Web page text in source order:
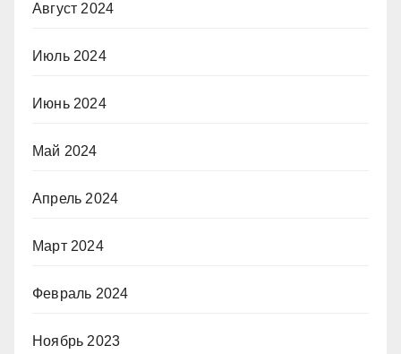
Август 2024
Июль 2024
Июнь 2024
Май 2024
Апрель 2024
Март 2024
Февраль 2024
Ноябрь 2023